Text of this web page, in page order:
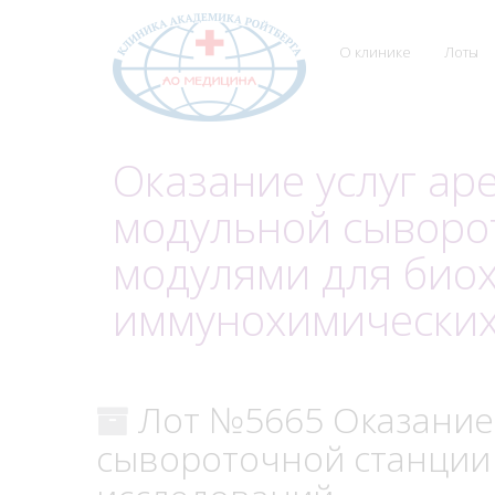
О клинике Лоты
Оказание услуг
модульной
модулями для
Лот №5665
сывороточной